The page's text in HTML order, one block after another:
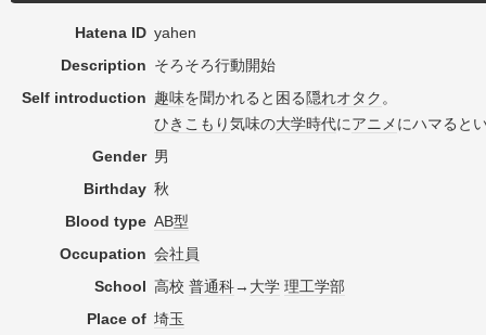
Hatena ID yahen
Description そろそろ行動開始
Self introduction 趣味を聞かれると困る隠れオタク。
ひきこもり気味の大学時代にアニメにハマると
Gender 男
Birthday 秋
Blood type AB型
Occupation 会社員
School 高校 普通科→ 大学 理工学部
Place of 埼玉